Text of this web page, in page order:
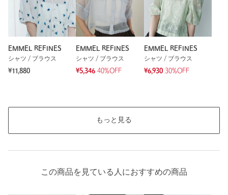
EMMEL REFINES
シャツ / ブラウス
¥11,880
EMMEL REFINES
シャツ / ブラウス
¥5,346 40%OFF
EMMEL REFINES
シャツ / ブラウス
¥6,930 30%OFF
もっと見る
この商品を見ている人におすすめの商品